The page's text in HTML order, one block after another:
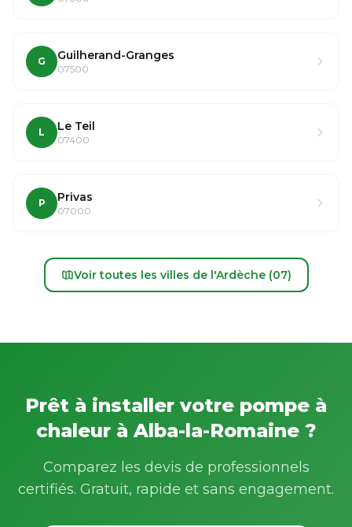
G Guilherand-Granges
07500
L Le Teil
07400
P Privas
07000
Voir toutes les villes de l'Ardèche (07)
Prêt à installer votre pompe à
chaleur à Alba-la-Romaine ?
Comparez les devis de professionnels
certifiés. Gratuit, rapide et sans engagement.